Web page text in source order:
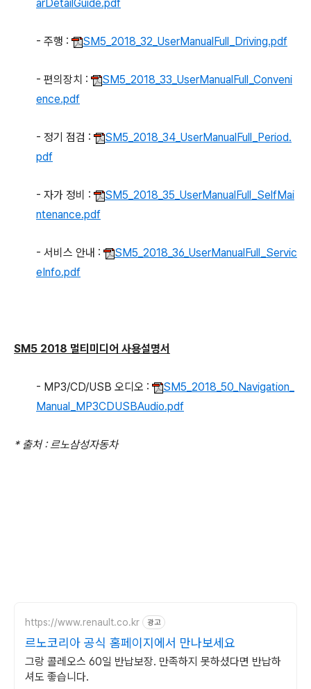
arDetailGuide.pdf
- 주행 : SM5_2018_32_UserManualFull_Driving.pdf
- 편의장치 :
SM5_2018_33_UserManualFull_Conveni
ence.pdf
- 정기 점검 :
SM5_2018_34_UserManualFull_Period.
pdf
- 자가 정비 :
SM5_2018_35_UserManualFull_SelfMai
ntenance.pdf
- 서비스 안내 :
SM5_2018_36_UserManualFull_Servic
eInfo.pdf
SM5 2018 멀티미디어 사용설명서
- MP3/CD/USB 오디오 :
SM5_2018_50_Navigation_
Manual_MP3CDUSBAudio.pdf
* 출처 : 르노삼성자동차
https://www.renault.co.kr 광고
르노코리아 공식 홈페이지에서 만나보세요
그랑 콜레오스 60일 반납보장. 만족하지 못하셨다면 반납하
셔도 좋습니다.